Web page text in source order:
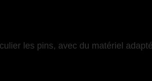
les pins, avec du matériel